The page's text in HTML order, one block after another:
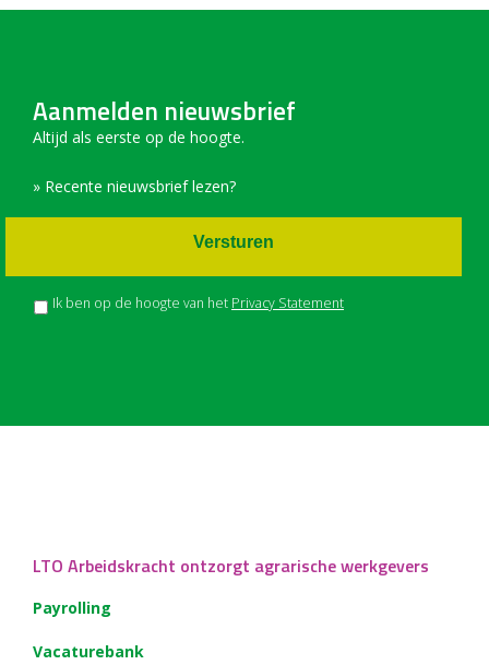
Aanmelden nieuwsbrief
Altijd als eerste op de hoogte.
» Recente nieuwsbrief lezen?
Ik ben op de hoogte van het Privacy Statement
Versturen
LTO Arbeidskracht ontzorgt agrarische werkgevers
Payrolling
Vacaturebank